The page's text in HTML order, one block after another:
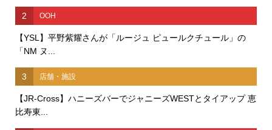
2 OOH
【YSL】平野紫耀さんが「ルージュ ピュールクチュール」の
「NM ヌ...
3 店舗・施設
【JR-Cross】ハニーズバーでジャニーズWESTとタイアップ 恵
比寿東...